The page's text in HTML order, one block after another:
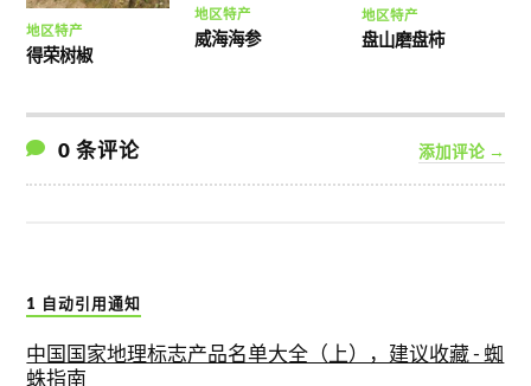
地区特产
得荣树椒
地区特产
威海海参
地区特产
盘山磨盘柿
0 条评论 添加评论 →
1 自动引用通知
中国国家地理标志产品名单大全（上），建议收藏 - 蜘
蛛指南